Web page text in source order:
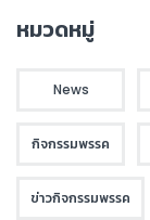
หมวดหมู่
News
กิจกรรมพรรค
ข่าวกิจกรรมพรรค